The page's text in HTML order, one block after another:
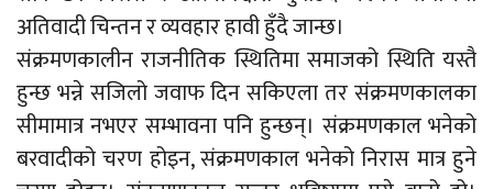
अतिवादी चिन्तन र व्यवहार हावी हुँदै जान्छ।
संक्रमणकालीन राजनीतिक स्थितिमा समाजको स्थिति यस्तै
हुन्छ भन्ने सजिलो जवाफ दिन सकिएला तर संक्रमणकालका
सीमामात्र नभएर सम्भावना पनि हुन्छन्। संक्रमणकाल भनेको
बरवादीको चरण होइन, संक्रमणकाल भनेको निरास मात्र हुने